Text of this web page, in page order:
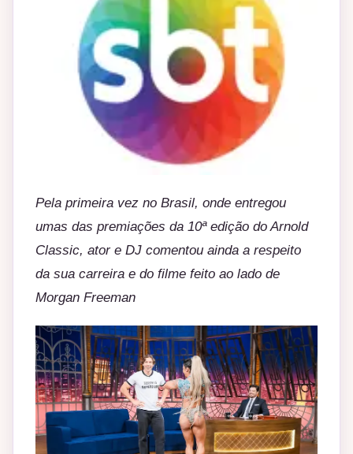
Pela primeira vez no Brasil, onde entregou
umas das premiações da 10ª edição do Arnold
Classic, ator e DJ comentou ainda a respeito
da sua carreira e do filme feito ao lado de
Morgan Freeman